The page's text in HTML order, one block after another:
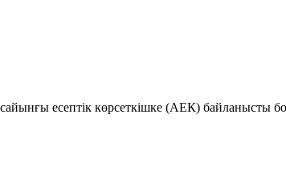
есептік көрсеткішке (АЕК) байланысты